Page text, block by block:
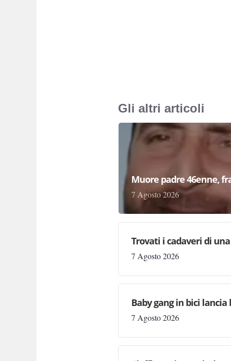
Gli altri articoli
Muore padre 46enne,
7 Agosto 2026
Trovati i cadaveri di
7 Agosto 2026
Baby gang in bici
7 Agosto 2026